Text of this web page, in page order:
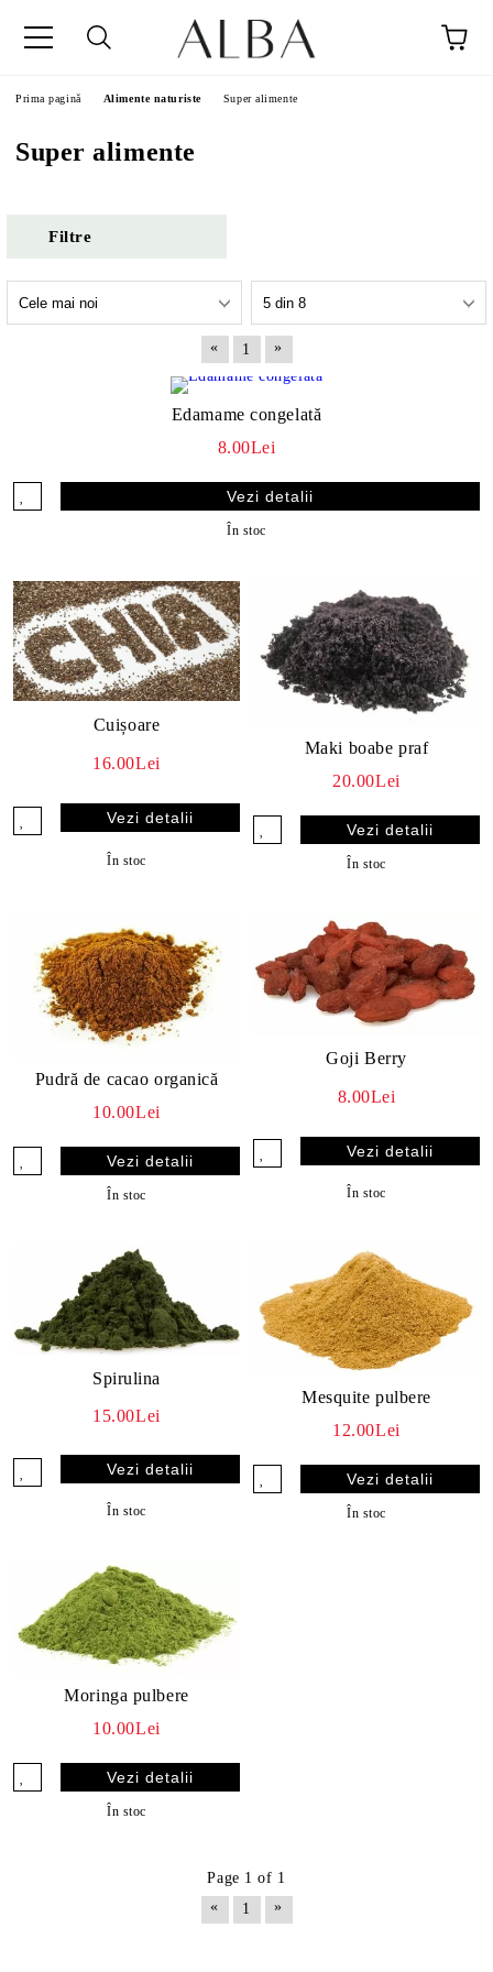
Prima pagină Alimente naturiste Super alimente
Super alimente
Filtre
« 1 »
Edamame congelată
8.00Lei
Vezi detalii
În stoc
Cuișoare
16.00Lei
Vezi detalii
În stoc
Maki boabe praf
20.00Lei
Vezi detalii
În stoc
Pudră de cacao organică
10.00Lei
Vezi detalii
În stoc
Goji Berry
8.00Lei
Vezi detalii
În stoc
Spirulina
15.00Lei
Vezi detalii
În stoc
Mesquite pulbere
12.00Lei
Vezi detalii
În stoc
Moringa pulbere
10.00Lei
Vezi detalii
În stoc
Page 1 of 1
«
1 »